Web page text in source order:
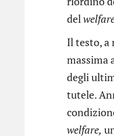
del
Il testo, a
massima
degli
tutele.
welfare,